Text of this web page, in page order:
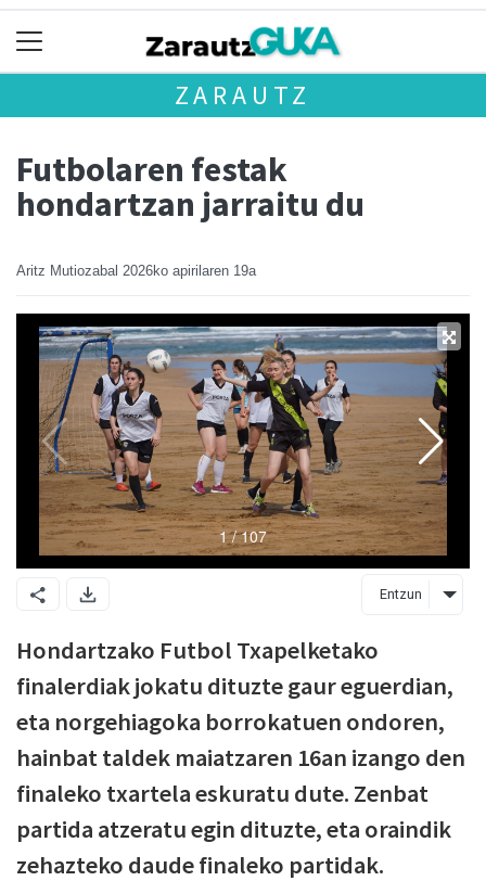
ZARAUTZ
Futbolaren festak
hondartzan jarraitu du
Aritz Mutiozabal 2026ko apirilaren 19a
Entzun
Hondartzako Futbol Txapelketako
finalerdiak jokatu dituzte gaur eguerdian,
eta norgehiagoka borrokatuen ondoren,
hainbat taldek maiatzaren 16an izango den
finaleko txartela eskuratu dute. Zenbat
partida atzeratu egin dituzte, eta oraindik
zehazteko daude finaleko partidak.